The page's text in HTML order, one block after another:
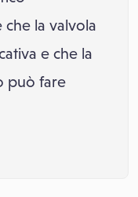
la valvola
e che la
può fare